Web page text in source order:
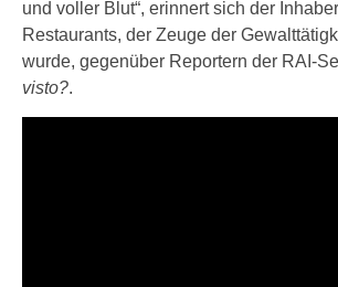
und voller Blut“, erinnert sich der
Restaurants, der Zeuge der
wurde, gegenüber Reportern der RAI-
visto?.